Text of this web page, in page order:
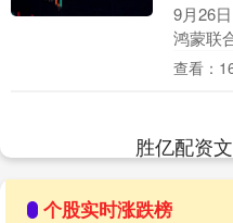
9月26
鸿蒙联
式亮相
查看：
胜亿配资
个股实时涨跌榜